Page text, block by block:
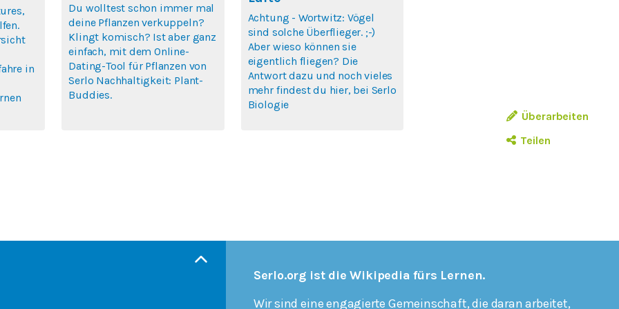
Überarbeiten
Teilen
in
Du wolltest schon immer mal
deine Pflanzen verkuppeln?
Klingt komisch? Ist aber ganz
einfach, mit dem Online-
Dating-Tool für Pflanzen von
Serlo Nachhaltigkeit: Plant-
Buddies.
Achtung - Wortwitz: Vögel
sind solche Überflieger. ;-)
Aber wieso können sie
eigentlich fliegen? Die
Antwort dazu und noch vieles
mehr findest du hier, bei Serlo
Biologie
Serlo.org ist die Wikipedia fürs Lernen.
Wir sind eine engagierte Gemeinschaft, die daran arbeitet,